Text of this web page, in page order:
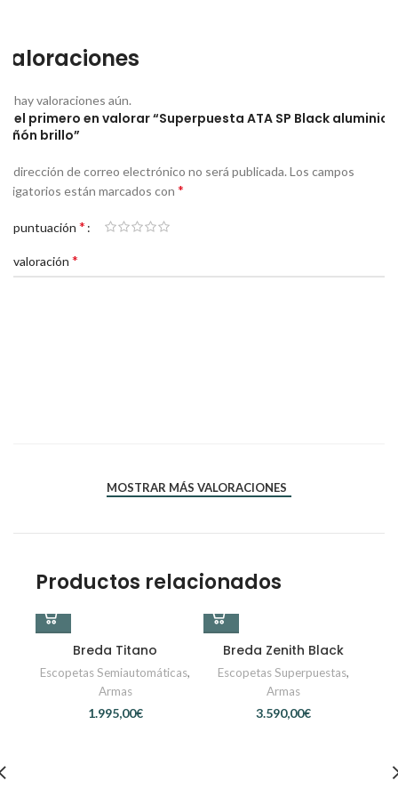
hay valoraciones aún.
el primero en valorar “Superpuesta ATA SP Black aluminio
brillo”
dirección de correo electrónico no será publicada. Los campos
están marcados con *
puntuación *
valoración *
MOSTRAR MÁS VALORACIONES
Productos relacionados
Breda Titano
Escopetas Semiautomáticas,
Armas
€
Breda Zenith Black
Escopetas Superpuestas,
Armas
€